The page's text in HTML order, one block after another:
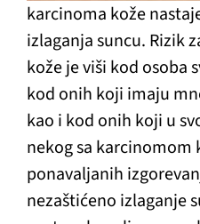
karcinoma kože
izlaganja suncu. Rizik
kože je viši kod osoba
kod onih koji imaju
kao i kod onih koji u
nekog sa karcinomom
ponavaljanih
nezaštićeno izlaganje